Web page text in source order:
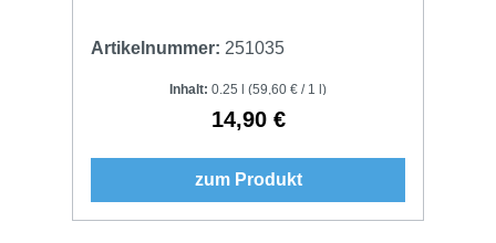
Artikelnummer: 251035
Inhalt: 0.25 l (59,60 € / 1 l)
Regulärer Preis:
14,90 €
zum Produkt